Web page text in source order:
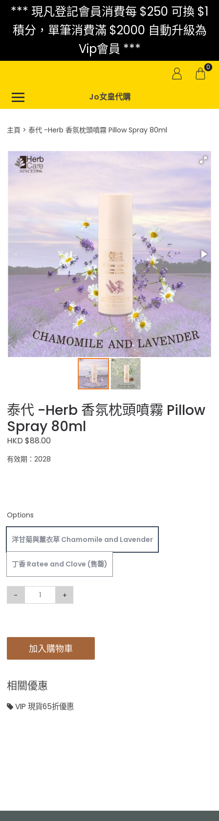
*** 現凡登記會員消費每 $250 可換 $1
積分，單筆消費滿 $2000 自動升級為
Vip會員 ***
0
Jo女皇代購
主頁 泰代 -Herb 香氛枕頭噴霧 Pillow Spray 80ml
泰代 -Herb 香氛枕頭噴霧 Pillow
Spray 80ml
HKD $88.00
有效期：2028
Options
洋甘菊與薰衣草 Chamomile and Lavender
丁香 Ratee and Clove (售罄)
- +
加入購物車
相關優惠
VIP 現貨65折優惠